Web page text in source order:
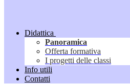
Didattica
Panoramica
Offerta formativa
I progetti delle classi
Info utili
Contatti